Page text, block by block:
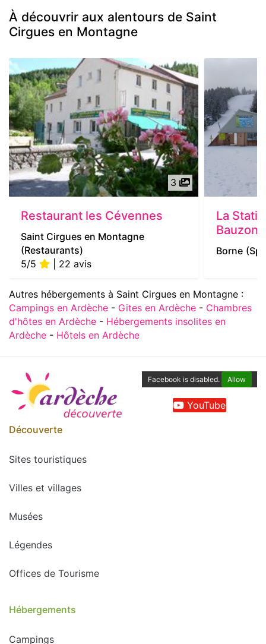
À découvrir aux alentours de Saint
Cirgues en Montagne
3
Restaurant les Cévennes
Saint Cirgues en Montagne
(Restaurants)
5/5
| 22 avis
La
Bauzon
Borne
Autres hébergements à Saint Cirgues en Montagne :
Campings en Ardèche - Gites en Ardèche - Chambres
d'hôtes en Ardèche - Hébergements insolites en
Ardèche - Hôtels en Ardèche
Facebook is disabled. Allow
YouTube
Découverte
Sites touristiques
Villes et villages
Musées
Légendes
Offices de Tourisme
Hébergements
Campings